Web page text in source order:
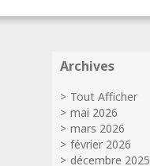
Archives
Tout Afficher
mai 2026
mars 2026
février 2026
décembre 2025